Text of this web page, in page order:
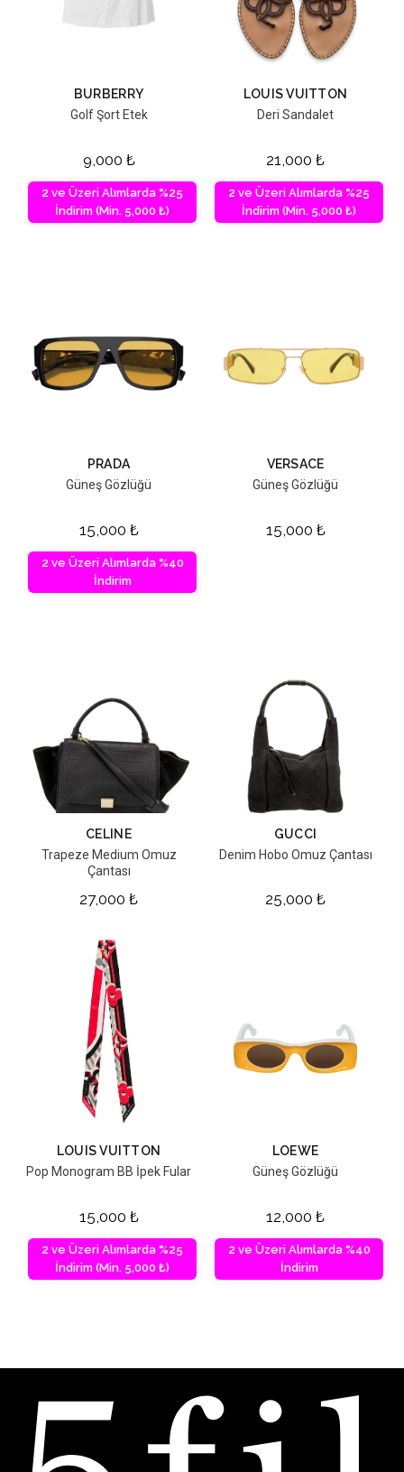
BURBERRY
Golf Şort Etek
9,000 ₺
2 ve Üzeri Alımlarda %25
İndirim (Min. 5,000 ₺)
LOUIS VUITTON
Deri Sandalet
21,000 ₺
2 ve Üzeri Alımlarda %25
İndirim (Min. 5,000 ₺)
PRADA
Güneş Gözlüğü
15,000 ₺
2 ve Üzeri Alımlarda %40
İndirim
VERSACE
Güneş Gözlüğü
15,000 ₺
CELINE
Trapeze Medium Omuz
Çantası
27,000 ₺
GUCCI
Denim Hobo Omuz Çantası
25,000 ₺
LOUIS VUITTON
Pop Monogram BB İpek Fular
15,000 ₺
2 ve Üzeri Alımlarda %25
İndirim (Min. 5,000 ₺)
LOEWE
Güneş Gözlüğü
12,000 ₺
2 ve Üzeri Alımlarda %40
İndirim